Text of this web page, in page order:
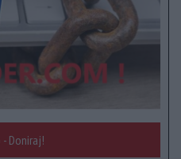
Doniraj!